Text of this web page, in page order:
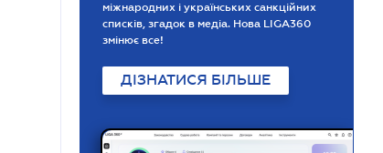
міжнародних і українських санкційних
списків, згадок в медіа. Нова LIGA360
змінює все!
ДІЗНАТИСЯ БІЛЬШЕ